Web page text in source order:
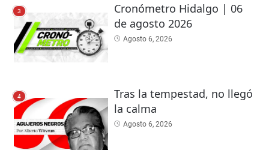
3
Cronómetro Hidalgo | 06
de agosto 2026
Agosto 6, 2026
4
Tras la tempestad, no llegó
la calma
Agosto 6, 2026